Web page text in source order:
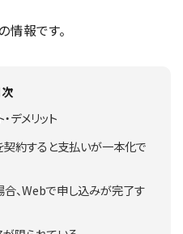
報です。
デメリット
契約すると支払いが一本化で
合、Webで申し込みが完了す